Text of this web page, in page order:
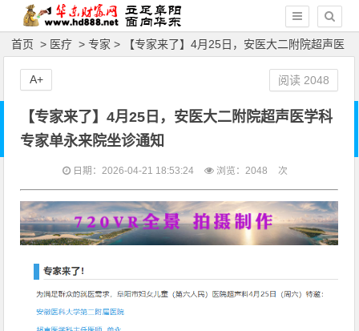
首页 > 医疗 >专家 > 【专家来了】4月25日，安医大二附院超声医
学科专家单永来院坐诊通知
【专家来了】4月25日，安医大二附院超声医学科
专家单永来院坐诊通知
日期：2026-04-21 18:53:24 浏览：2048 次
阅读 2048
A+